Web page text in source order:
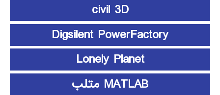
civil 3D
Digsilent PowerFactory
Lonely Planet
MATLAB متلب